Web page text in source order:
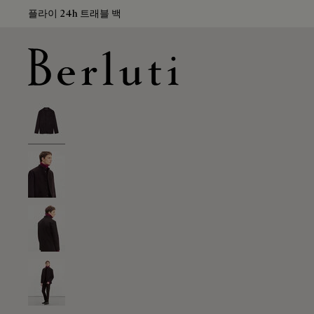
플라이 24h 트래블 백